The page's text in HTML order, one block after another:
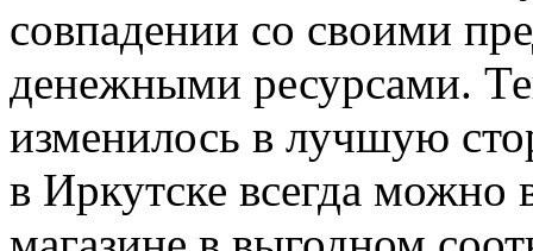
совпадении со своими
денежными ресурсами.
изменилось в лучшую
в Иркутске всегда можно